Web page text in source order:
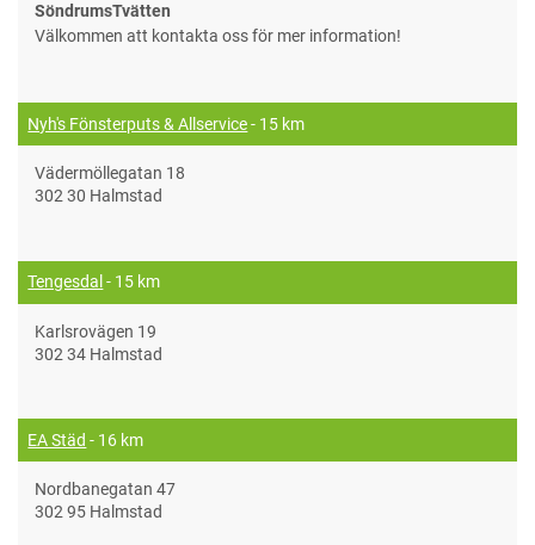
SöndrumsTvätten
Välkommen att kontakta oss för mer information!
Nyh's Fönsterputs & Allservice- 15 km
Vädermöllegatan 18
302 30 Halmstad
Tengesdal - 15 km
Karlsrovägen 19
302 34 Halmstad
EA Städ - 16 km
Nordbanegatan 47
302 95 Halmstad